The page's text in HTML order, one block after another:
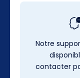
Notre
contacter